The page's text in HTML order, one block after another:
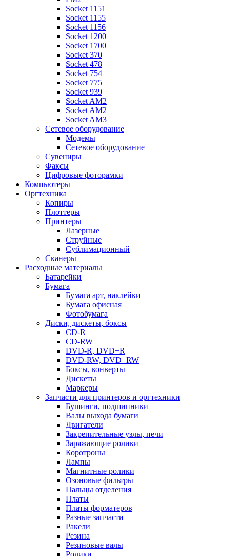
Socket 1151
Socket 1155
Socket 1156
Socket 1200
Socket 1700
Socket 370
Socket 478
Socket 754
Socket 775
Socket 939
Socket AM2
Socket AM2+
Socket AM3
Сетевое оборудование
Модемы
Сетевое оборудование
Сувениры
Факсы
Цифровые фоторамки
Компьютеры
Оргтехника
Копиры
Плоттеры
Принтеры
Лазерные
Струйные
Сублимационный
Сканеры
Расходные материалы
Батарейки
Бумага
Бумага арт, наклейки
Бумага офисная
Фотобумага
Диски, дискеты, боксы
CD-R
CD-RW
DVD-R, DVD+R
DVD-RW, DVD+RW
Боксы, конверты
Дискеты
Маркеры
Запчасти для принтеров и оргтехники
Бушинги, подшипники
Валы выхода бумаги
Двигатели
Закрепительные узлы, печи
Заряжающие ролики
Коротроны
Лампы
Магнитные ролики
Озоновые фильтры
Пальцы отделения
Платы
Платы форматеров
Разные запчасти
Ракели
Резина
Резиновые валы
Ролики